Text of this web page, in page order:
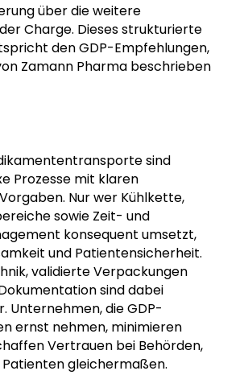
über die weitere
Charge. Dieses strukturierte
den GDP-Empfehlungen,
Zamann Pharma beschrieben
sind
Prozesse mit klaren
Nur wer Kühlkette,
sowie Zeit- und
konsequent umsetzt,
und Patientensicherheit.
validierte Verpackungen
sind dabei
Unternehmen, die GDP-
ernst nehmen, minimieren
Vertrauen bei Behörden,
gleichermaßen.